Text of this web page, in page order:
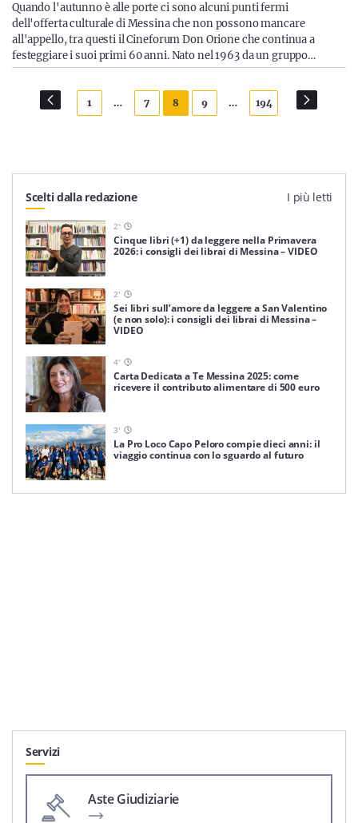
Quando l'autunno è alle porte ci sono alcuni punti fermi
dell'offerta culturale di Messina che non possono mancare
all'appello, tra questi il Cineforum Don Orione che continua a
festeggiare i suoi primi 60 anni. Nato nel 1963 da un gruppo…
1 … 7 8 9 … 194
Scelti dalla redazione I più letti
2'
Cinque libri (+1) da leggere nella Primavera
2026: i consigli dei librai di Messina – VIDEO
2'
Sei libri sull’amore da leggere a San Valentino
(e non solo): i consigli dei librai di Messina –
VIDEO
4'
Carta Dedicata a Te Messina 2025: come
ricevere il contributo alimentare di 500 euro
3'
La Pro Loco Capo Peloro compie dieci anni: il
viaggio continua con lo sguardo al futuro
Servizi
Aste Giudiziarie